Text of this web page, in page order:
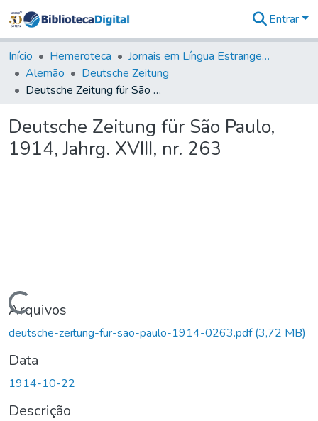
&
Coleções
Tudo na
Biblioteca
Estatísticas
Entrar
Início Hemeroteca
Jornais em Língua Estrangeira
Alemão
Deutsche Zeitung
Deutsche Zeitung für São Paulo, 1914, Jahrg. XVIII, nr. 263
Deutsche Zeitung für São Paulo,
1914, Jahrg. XVIII, nr. 263
Carregando...
Arquivos
deutsche-zeitung-fur-sao-paulo-1914-0263.pdf(3,72 MB)
Data
1914-10-22
Descrição